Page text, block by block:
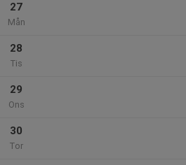
27
Mån
28
Tis
29
Ons
30
Tor